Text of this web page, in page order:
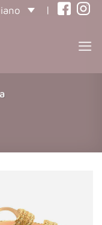
|
in
new